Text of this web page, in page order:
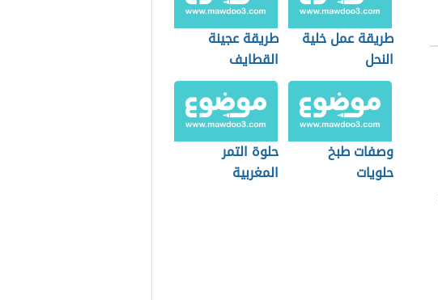
طريقة عمل خلية
النحل
طريقة عجينة
القطايف
وصفات طبخ
حلويات
حلوة التمر
المغربية